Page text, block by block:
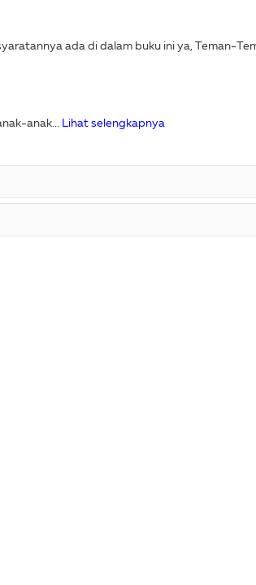
ada di dalam buku ini ya, Teman-
anak... Lihat selengkapnya